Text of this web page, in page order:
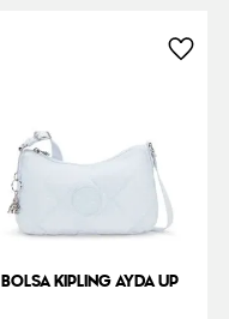
BOLSA KIPLING AYDA UP